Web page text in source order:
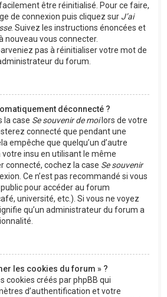
être réinitialisé. Pour ce faire,
de connexion puis cliquez sur J’ai
. Suivez les instructions énoncées et
nouveau vous connecter.
pas à réinitialiser votre mot de
du forum.
déconnecté ?
la case Se souvenir de moilors de votre
connecté que pendant une
empêche que quelqu’un d’autre
insu en utilisant le même
connecté, cochez la case Se souvenir
Ce n’est pas recommandé si vous
pour accéder au forum
université, etc.). Si vous ne voyez
qu’un administrateur du forum a
les cookies du forum » ?
cookies créés par phpBB qui
d’authentification et votre